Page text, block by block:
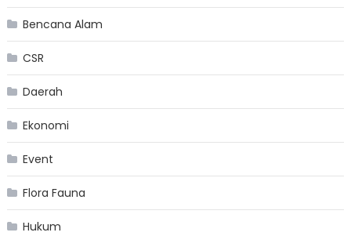
Bencana Alam
CSR
Daerah
Ekonomi
Event
Flora Fauna
Hukum